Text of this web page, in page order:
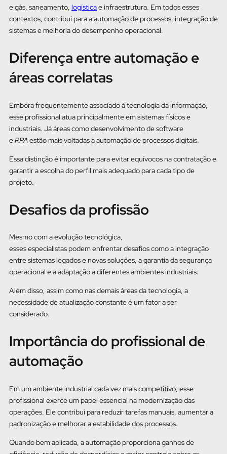
e gás, saneamento, logísticae infraestrutura. Em todos esses
contextos, contribui para a automação de processos, integração de
sistemas e melhoria do desempenho operacional.
Diferença entre automação e
áreas correlatas
Embora frequentemente associado à tecnologia da informação,
esse profissional atua principalmente em sistemas físicos e
industriais. Já áreas como desenvolvimento de software
eRPAestão mais voltadas à automação de processos digitais.
Essa distinção é importante para evitar equívocos na contratação e
garantir a escolha do perfil mais adequado para cada tipo de
projeto.
Desafios da profissão
Mesmo com a evolução tecnológica,
esses especialistas podem enfrentar desafios como a integração
entre sistemas legados e novas soluções, a garantia da segurança
operacional e a adaptação a diferentes ambientes industriais.
Além disso, assim como nas demais áreas da tecnologia, a
necessidade de atualização constante é um fator a ser
considerado.
Importância do profissional de
automação
Em um ambiente industrial cada vez mais competitivo, esse
profissional exerce um papel essencial na modernização das
operações. Ele contribui para reduzir tarefas manuais, aumentar a
padronização e melhorar a estabilidade dos processos.
Quando bem aplicada, a automação proporciona ganhos de